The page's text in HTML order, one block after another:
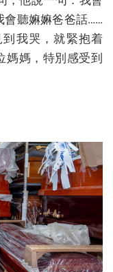
會聽嫲嫲爸爸話……
我哭，就緊抱着
媽媽，特別感受到